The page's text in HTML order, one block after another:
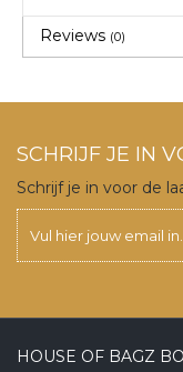
Reviews (0)
SCHRIJF JE IN
Schrijf je in voor de
HOUSE OF BAGZ